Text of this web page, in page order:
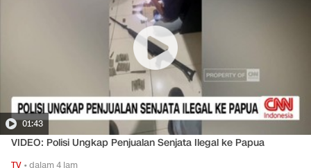
01:43
VIDEO: Polisi Ungkap Penjualan Senjata Ilegal ke Papua
TV •dalam 4 jam